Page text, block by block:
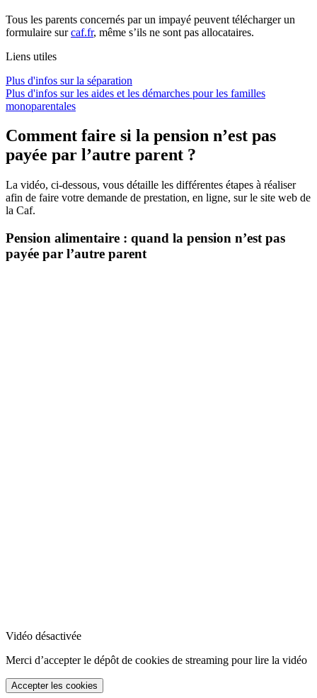
Tous les parents concernés par un impayé peuvent télécharger un
formulaire surcaf.fr, même s’ils ne sont pas allocataires.
Liens utiles
Plus d'infos sur la séparation
Plus d'infos sur les aides et les démarches pour les familles
monoparentales
Comment faire si la pension n’est pas
payée par l’autre parent ?
La vidéo, ci-dessous, vous détaille les différentes étapes à réaliser
afin de faire votre demande de prestation, en ligne, sur le site web de
la Caf.
Pension alimentaire : quand la pension n’est pas
payée par l’autre parent
Vidéo désactivée
Merci d’accepter le dépôt de cookies de streaming pour lire la vidéo
Accepter les cookies